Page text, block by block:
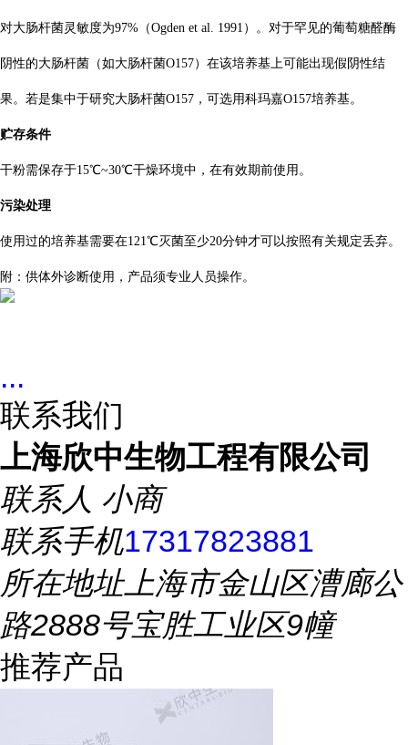
对大肠杆菌灵敏度为97%（Ogden et al. 1991）。对于罕见的葡萄糖醛酶
阴性的大肠杆菌（如大肠杆菌O157）在该培养基上可能出现假阴性结
果。若是集中于研究大肠杆菌O157，可选用科玛嘉O157培养基。
贮存条件
干粉需保存于15℃~30℃干燥环境中，在有效期前使用。
污染处理
使用过的培养基需要在121℃灭菌至少20分钟才可以按照有关规定丢弃。
附：供体外诊断使用，产品须专业人员操作。
...
联系我们
上海欣中生物工程有限公司
联系人 小商
联系手机17317823881
所在地址上海市金山区漕廊公
路2888号宝胜工业区9幢
推荐产品